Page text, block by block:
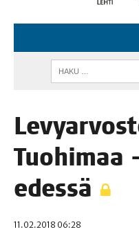
Tuo­hi­maa
edessä
11.02.2018 06:28